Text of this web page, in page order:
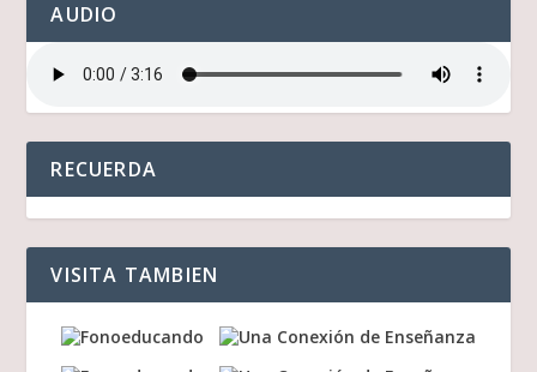
AUDIO
RECUERDA
VISITA TAMBIEN